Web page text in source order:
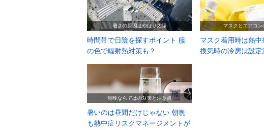
時間帯で日陰を探すポイント 服
の色で輻射熱対策も？
暑さの原因はやはり太陽
マスク着用時は熱
換気時の冷房は設定
マスクとエアコン
暑いのは昼間だけじゃない 朝晩
も熱中症リスクマネージメントが
朝晩ならではの対策と注意点